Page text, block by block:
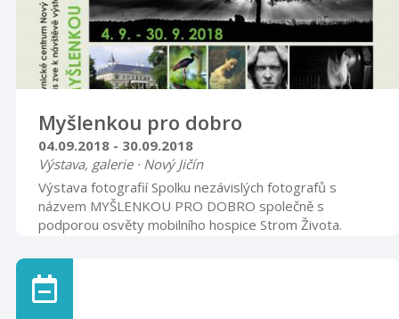
Myšlenkou pro dobro
04.09.2018 - 30.09.2018
Výstava, galerie · Nový Jičín
Výstava fotografií Spolku nezávislých fotografů s
názvem MYŠLENKOU PRO DOBRO společně s
podporou osvěty mobilního hospice Strom Života.